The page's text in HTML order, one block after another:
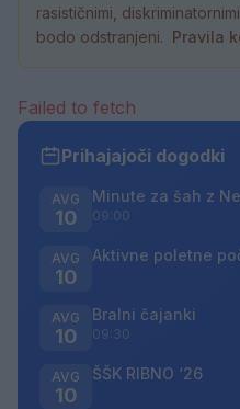
rasističnimi,
bodo odstranjeni. Pravila
Failed to fetch
Prihajajoči dogodki
AVG
10
Minute za šah z
09:00
AVG
10
Aktivne poletne
AVG
10
Bralni čajanki
09:30
AVG
10
ŠŠK RIBNO ‘26